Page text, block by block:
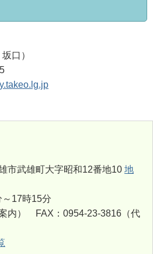
口）
市武雄町大字昭和12番地10 地
17時15分
内） FAX：0954-23-3816（代